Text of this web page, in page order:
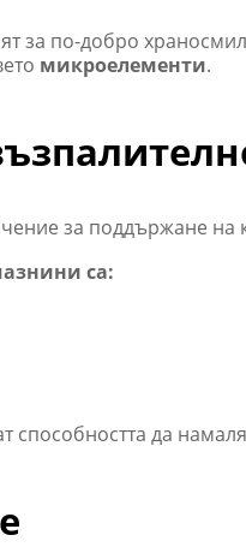
за по-добро
микроелементи.
за поддържане на
са:
способността да